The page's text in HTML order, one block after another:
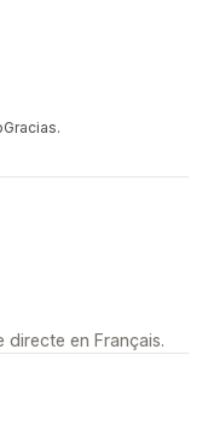
directe en Français.